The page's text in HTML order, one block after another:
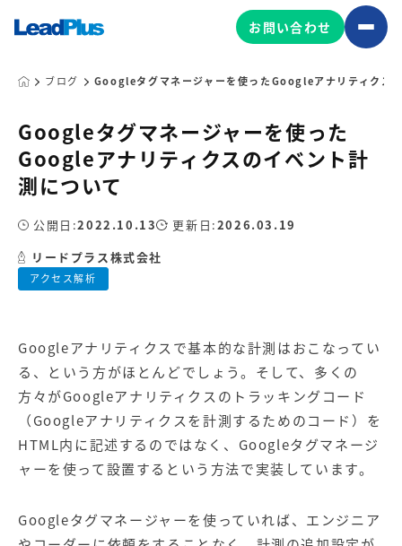
広告プロモーション
MA/CRM/SFA導入・運用
Web制作
マーケティングコンサルティング
コンテンツ制作
マーケティング基盤の製品
Leadplus One
マーケティングサービスの製品
【店舗型ビジネス向け】エリ
ア
マーケティングサービス
【金融機関向け】マーケティ
ング
サービス
【IT企業向け】マーケティン
サービス
SNSアカウント運用代行サー
お問い合わせ
ブログ Googleタグマネージャーを使ったGoogleアナリティクス
Googleタグマネージャーを使った
Googleアナリティクスのイベント計
測について
アクセス解析
公開日:2022.10.13 更新日:2026.03.19
リードプラス株式会社
Googleアナリティクスで基本的な計測はおこなってい
る、という方がほとんどでしょう。そして、多くの
方々がGoogleアナリティクスのトラッキングコード
（Googleアナリティクスを計測するためのコード）を
HTML内に記述するのではなく、Googleタグマネージ
ャーを使って設置するという方法で実装しています。
Googleタグマネージャーを使っていれば、エンジニア